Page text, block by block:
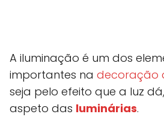
A iluminação é um dos
importantes na decoração
seja pelo efeito que a luz
aspeto das luminárias.